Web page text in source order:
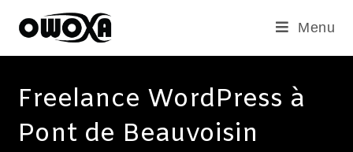
Menu
Freelance WordPress à
Pont de Beauvoisin